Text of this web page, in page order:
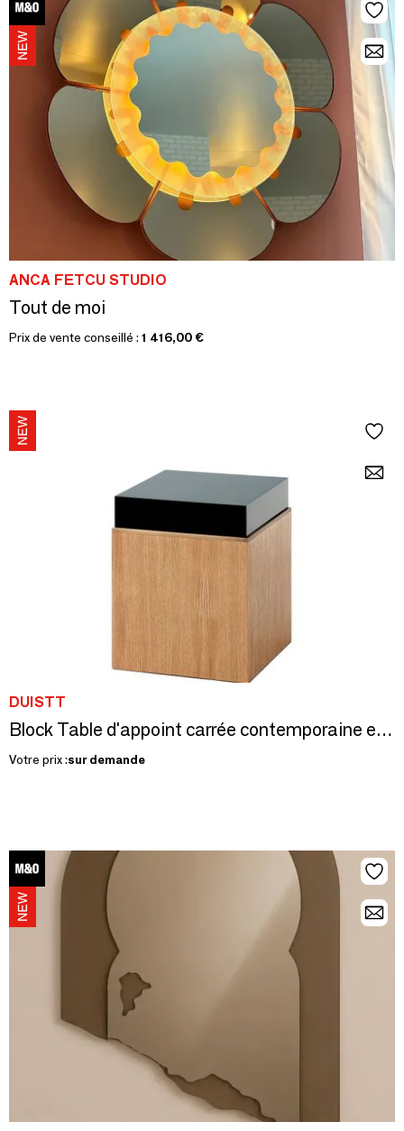
ANCA FETCU STUDIO
Tout de moi
Prix de vente conseillé : 1 416,00 €
DUISTT
Block Table d'appoint carrée contemporaine en Chêne Cérusé, bois laqué
Votre prix :sur demande